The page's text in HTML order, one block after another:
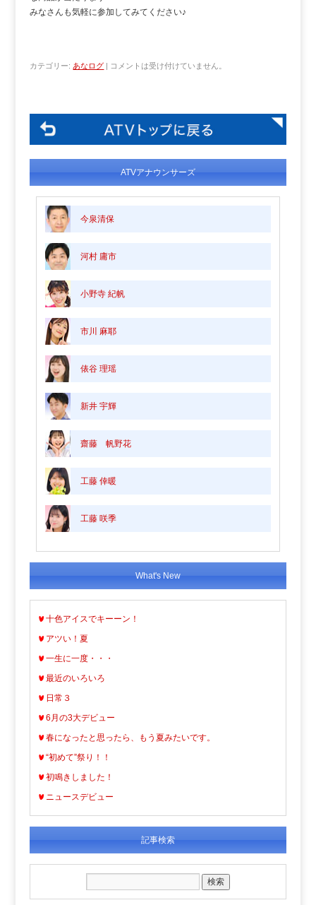
みなさんも気軽に参加してみてください♪
カテゴリー: あなログ コメントは受け付けていません。
ATVアナウンサーズ
今泉清保
河村 庸市
小野寺 紀帆
市川 麻耶
俵谷 理瑶
新井 宇輝
齋藤 帆野花
工藤 倖暖
工藤 咲季
What's New
十色アイスでキーーン！
アツい！夏
一生に一度・・・
最近のいろいろ
日常３
6月の3大デビュー
春になったと思ったら、もう夏みたいです。
“初めて”祭り！！
初鳴きしました！
ニュースデビュー
記事検索